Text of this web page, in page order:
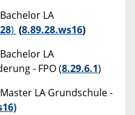
LA
) (8.89.28.ws16)
LA
- FPO (8.29.6.1)
LA Grundschule -